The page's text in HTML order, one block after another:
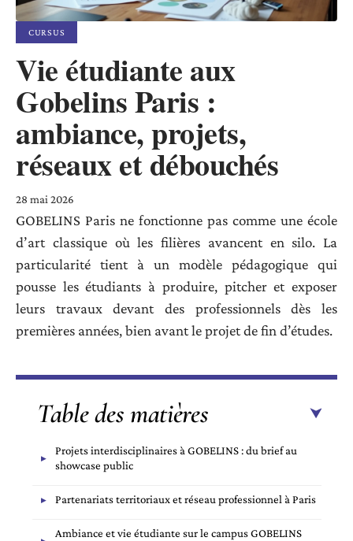
CURSUS
Vie étudiante aux
Gobelins Paris :
ambiance, projets,
réseaux et débouchés
28 mai 2026
GOBELINS Paris ne fonctionne pas comme une école
d’art classique où les filières avancent en silo. La
particularité tient à un modèle pédagogique qui
pousse les étudiants à produire, pitcher et exposer
leurs travaux devant des professionnels dès les
premières années, bien avant le projet de fin d’études.
Table des matières
Projets interdisciplinaires à GOBELINS : du brief au
showcase public
Partenariats territoriaux et réseau professionnel à Paris
Ambiance et vie étudiante sur le campus GOBELINS